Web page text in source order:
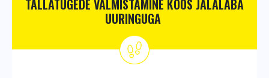
TALLATUGEDE VALMISTAMINE KOOS JALALABA
UURINGUGA